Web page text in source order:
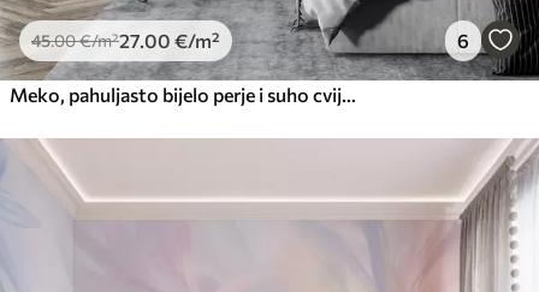
45.00€/m²27 .00 €/m² 6